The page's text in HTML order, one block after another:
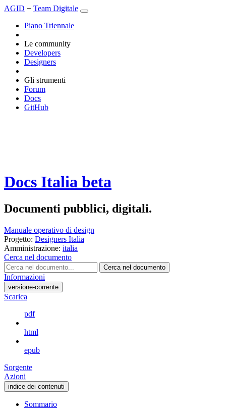
AGID + Team Digitale
Piano Triennale
Le community
Developers
Designers
Gli strumenti
Forum
Docs
GitHub
Docs Italia beta
Documenti pubblici, digitali.
Manuale operativo di design
Progetto: Designers Italia
Amministrazione: italia
Cerca nel documento
Cerca nel documento
Informazioni
versione-corrente
Scarica
pdf
html
epub
Sorgente
Azioni
indice dei contenuti
Sommario